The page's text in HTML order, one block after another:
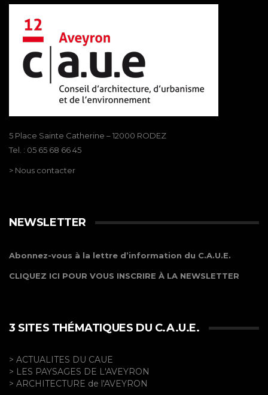
5 Place Sainte Catherine – 12000 RODEZ
Tel. : 05 65 68 66 45
> Nous contacter
NEWSLETTER
Abonnez-vous à la lettre d’information du C.A.U.E.
CLIQUEZ ICI POUR VOUS INSCRIRE À LA NEWSLETTER
3 SITES THÉMATIQUES DU C.A.U.E.
> ACTUALITES DU CAUE
> LES PAYSAGES DE L'AVEYRON
> ARCHITECTURE de l'AVEYRON